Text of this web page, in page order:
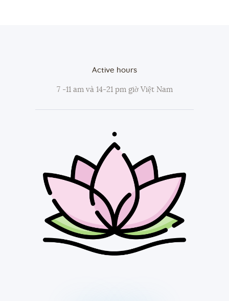
Active hours
7 -11 am và 14-21 pm giờ Việt Nam